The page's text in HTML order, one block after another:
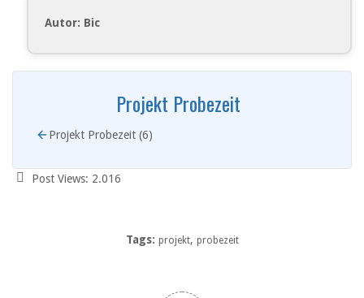
Autor: Bic
Projekt Probezeit
Projekt Probezeit (6)
Post Views: 2.016
Tags: projekt, probezeit